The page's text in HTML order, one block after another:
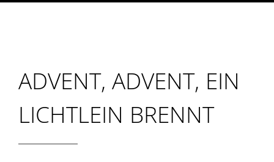
ADVENT, ADVENT, EIN
LICHTLEIN BRENNT